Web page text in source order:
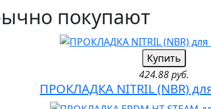
покупают
Купить
424.88 руб.
ПРОКЛАДКА NITRIL (NBR)